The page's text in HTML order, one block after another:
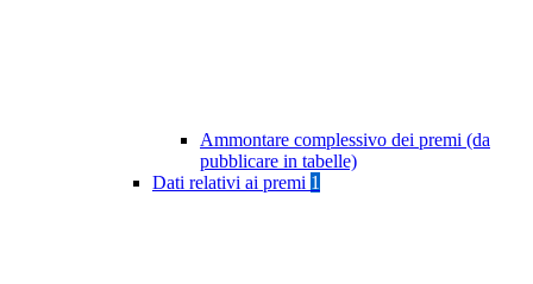
Ammontare complessivo dei premi (da
pubblicare in tabelle)
Dati relativi ai premi 1